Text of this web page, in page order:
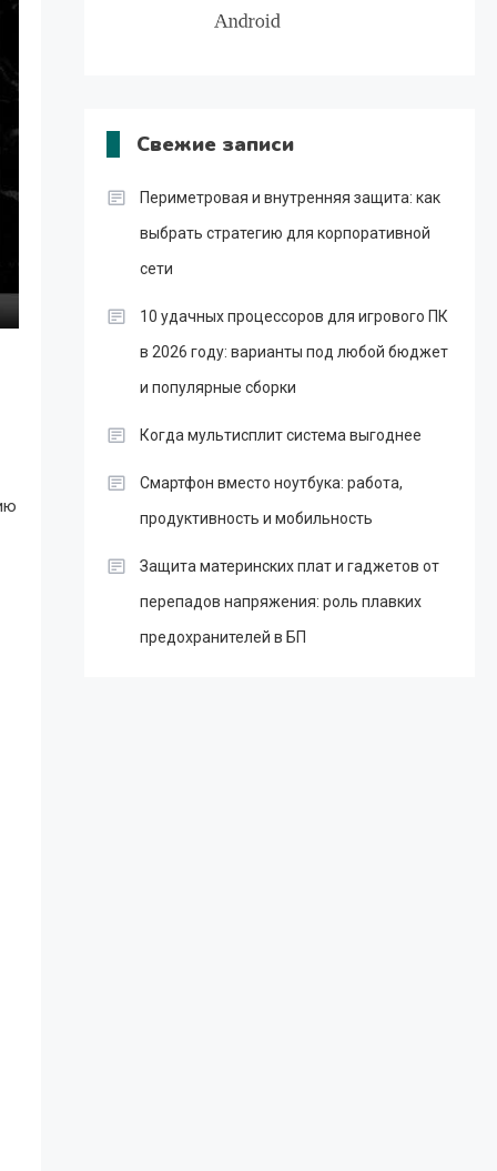
Свежие записи
Периметровая и внутренняя защита: как
выбрать стратегию для корпоративной
сети
10 удачных процессоров для игрового ПК
в 2026 году: варианты под любой бюджет
и популярные сборки
Когда мультисплит система выгоднее
Смартфон вместо ноутбука: работа,
продуктивность и мобильность
Защита материнских плат и гаджетов от
перепадов напряжения: роль плавких
предохранителей в БП